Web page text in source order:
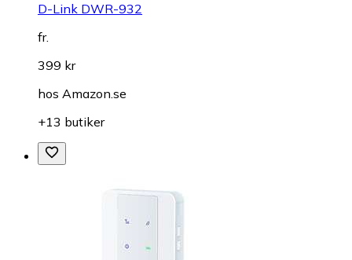
D-Link DWR-932
fr.
399 kr
hos Amazon.se
+13 butiker